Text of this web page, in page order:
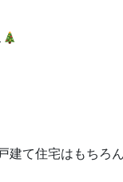
て住宅はもちろ